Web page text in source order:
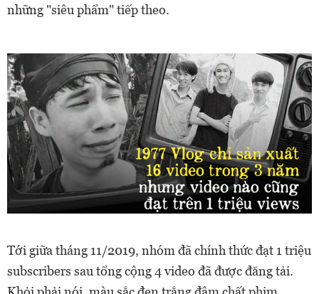
những "siêu phẩm" tiếp theo.
Tới giữa tháng 11/2019, nhóm đã chính thức đạt 1 triệu
subscribers sau tổng cộng 4 video đã được đăng tải.